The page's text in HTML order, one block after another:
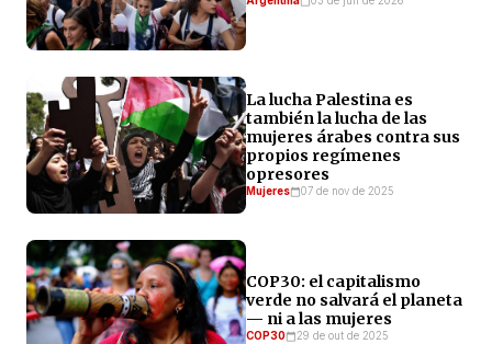
La lucha Palestina es
también la lucha de las
mujeres árabes contra sus
propios regímenes
opresores
Mujeres 07 de nov de 2025
COP30: el capitalismo
verde no salvará el planeta
— ni a las mujeres
COP30 29 de out de 2025